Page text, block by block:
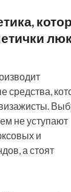
средства,
не уступают
и
а стоят